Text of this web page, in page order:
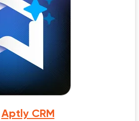
Aptly CRM